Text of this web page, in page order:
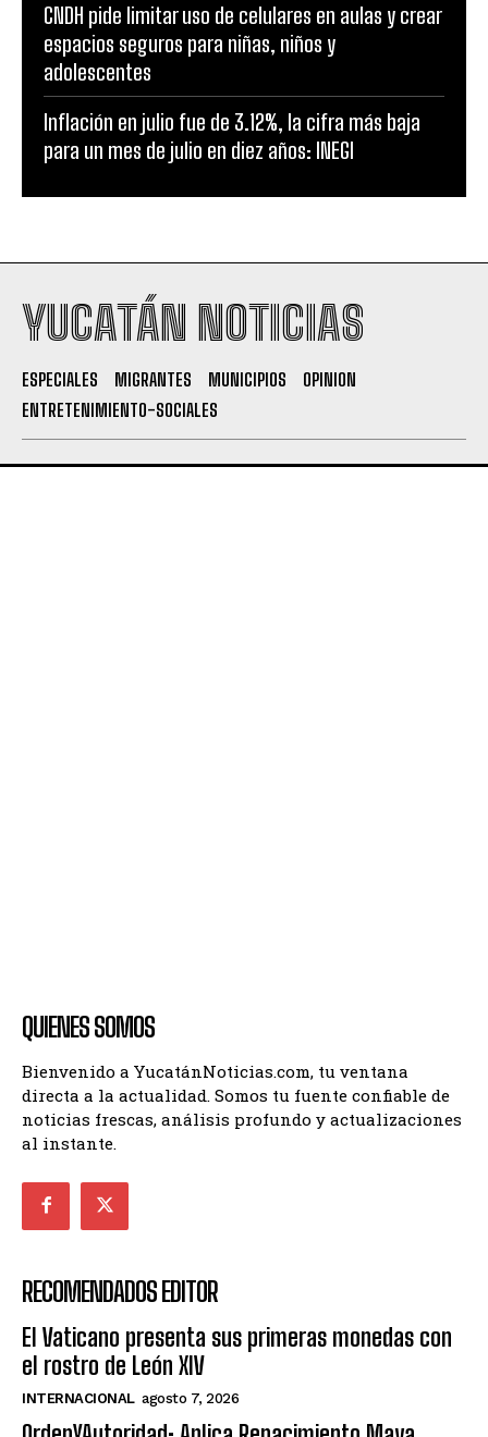
CNDH pide limitar uso de celulares en aulas y crear
espacios seguros para niñas, niños y
adolescentes
Inflación en julio fue de 3.12%, la cifra más baja
para un mes de julio en diez años: INEGI
YUCATÁN NOTICIAS
ESPECIALES MIGRANTES MUNICIPIOS
OPINION
ENTRETENIMIENTO-SOCIALES
QUIENES SOMOS
Bienvenido a YucatánNoticias.com, tu ventana
directa a la actualidad. Somos tu fuente confiable de
noticias frescas, análisis profundo y actualizaciones
al instante.
RECOMENDADOS EDITOR
El Vaticano presenta sus primeras monedas con
el rostro de León XIV
INTERNACIONAL agosto 7, 2026